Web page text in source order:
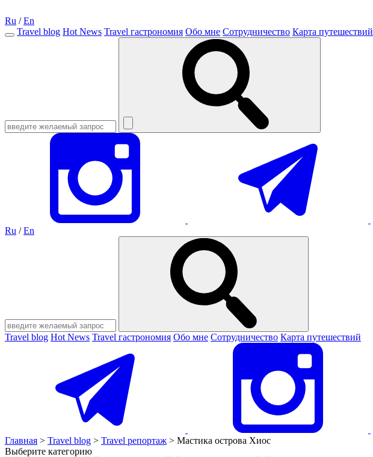
Ru /En
Travel blog Hot News Travel гастрономия Обо мне Сотрудничество Карта путешествий
Ru /En
Travel blog Hot News Travel гастрономия Обо мне Сотрудничество Карта путешествий
Главная > Travel blog > Travel репортаж > Мастика острова Хиос
Выберите категорию